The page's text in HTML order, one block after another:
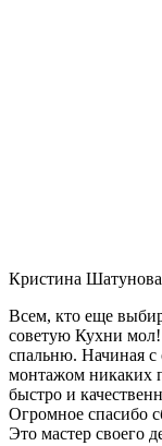
Кристина Шатунова
Всем, кто еще
советую Кухни
спальню. Начиная с
монтажом никаких
быстро и
Огромное спасибо
Это мастер своего